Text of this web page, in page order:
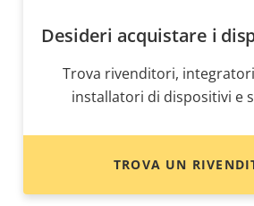
Desideri acquistare i
Trova rivenditori,
installatori di dispositivi e
TROVA UN